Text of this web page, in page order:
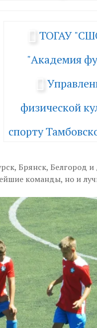
ТОГАУ
"Академия
физической
спорту
Брянск, Белгород
команды, но и